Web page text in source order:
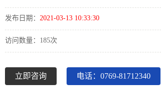
发布日期： 2021-03-13 10:33:30
访问数量：185次
立即咨询 电话：0769-81712340